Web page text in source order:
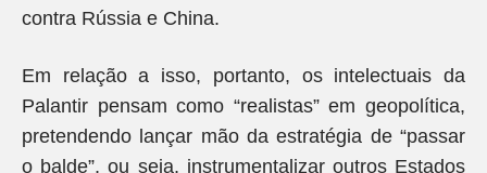
contra Rússia e China.
Em relação a isso, portanto, os intelectuais da
Palantir pensam como “realistas” em geopolítica,
pretendendo lançar mão da estratégia de “passar
o balde”, ou seja, instrumentalizar outros Estados